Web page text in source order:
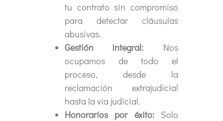
tu contrato sin compromiso
para detectar cláusulas
abusivas.
Gestión integral:Nos
ocupamos de todo el
proceso, desde la
reclamación extrajudicial
hasta la vía judicial.
Honorarios por éxito:Solo